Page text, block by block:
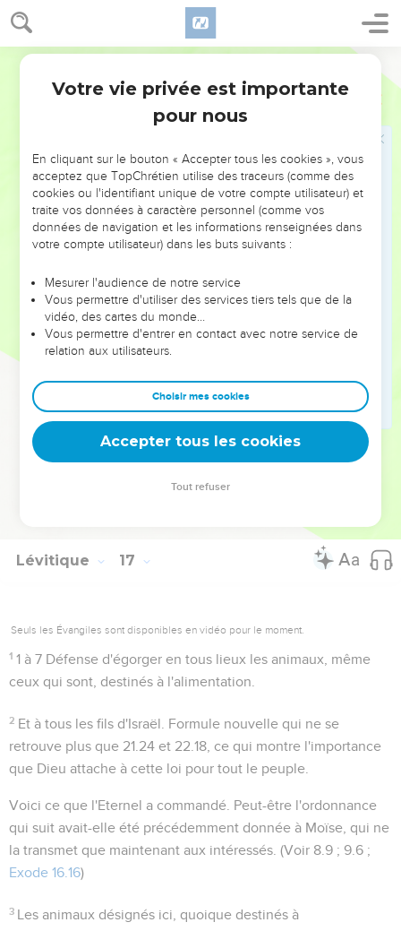
Lévitique 16
de l'arche, tous ces actes symboliques sont présentés
comme les figures des actes rédempteurs accomplis par
Jésus-Christ :
son immolation ici-bas sur l'autel de la croix ;
son élévation à travers les cieux jusque dans le lieu de
la manifestation immédiate de Dieu, où est dressé son
trône ;
sa comparution et son intercession en faveur de
l'Eglise, du nouvel Israël l'offrande de son sang
réconciliateur qui rend son intercession efficace.
C'est bien à ce rapport que s'applique le mot de saint Paul
Colossiens 2.17
A la loi l'ombre, à Christ le corps des choses
à venir. Comparez aussiRomains 8.31et1Jean 2.1-2
Ajoutons enfin que si l'institution de la fête des Expiations
remonte en effet jusqu'à l'époque du désert, il n'est plus
possible de nier, comme l'ont fait quelques critiques
modernes, l'existence d'un grand sacrificateur, d'un chef
attitré du sacerdoce israélite, au temps de Moïse ; car cette
fête est inséparable de l'existence d'une telle charge.
Lévitique 17
Seuls les Évangiles sont disponibles en vidéo pour le moment.
1 1 à 7 Défense d'égorgeren tous lieux les animaux, même
ceux qui sont, destinés à l'alimentation.
2 Et à tous les fils d'Israël . Formule nouvelle qui ne se
retrouve plus que 21.24 et 22.18 , ce qui montre l'importance
que Dieu attache à cette loi pour tout le peuple.
Voici ce que l'Eternel a commandé . Peut-être l'ordonnance
qui suit avait-elle été précédemment donnée à Moïse, qui ne
la transmet que maintenant aux intéressés. (Voir 8.9 ; 9.6 ;
Exode 16.16)
3 Les animaux désignés ici, quoique destinés à
Votre vie privée est importante
pour nous
En cliquant sur le bouton « Accepter tous les cookies », vous
acceptez que TopChrétien utilise des traceurs (comme des
cookies ou l'identifiant unique de votre compte utilisateur) et
traite vos données à caractère personnel (comme vos
données de navigation et les informations renseignées dans
votre compte utilisateur) dans les buts suivants :
Mesurer l'audience de notre service
Vous permettre d'utiliser des services tiers tels que de la
vidéo, des cartes du monde…
Vous permettre d'entrer en contact avec notre service de
relation aux utilisateurs.
Choisir mes cookies
Accepter tous les cookies
Tout refuser